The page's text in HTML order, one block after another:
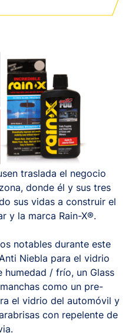
traslada el negocio
donde él y sus tres
sus vidas a construir el
y la marca Rain-X®.
notables durante este
Niebla para el vidrio
/ frío, un Glass
como un pre-
el vidrio del automóvil y
con repelente de